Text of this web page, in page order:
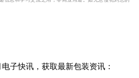
电子快讯，获取最新包装资讯：